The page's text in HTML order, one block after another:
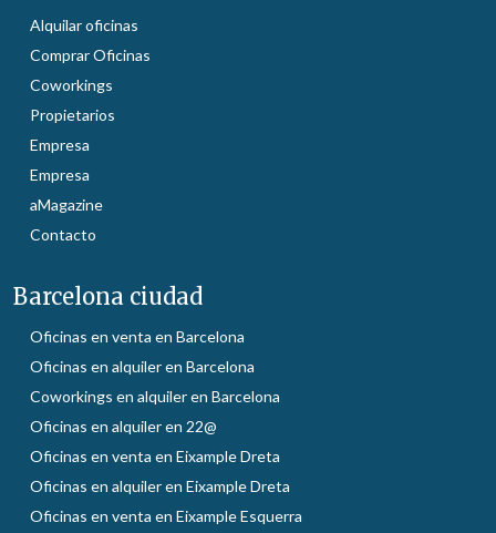
Alquilar oficinas
Comprar Oficinas
Coworkings
Propietarios
Empresa
Empresa
aMagazine
Contacto
Barcelona ciudad
Oficinas en venta en Barcelona
Oficinas en alquiler en Barcelona
Coworkings en alquiler en Barcelona
Oficinas en alquiler en 22@
Oficinas en venta en Eixample Dreta
Oficinas en alquiler en Eixample Dreta
Oficinas en venta en Eixample Esquerra